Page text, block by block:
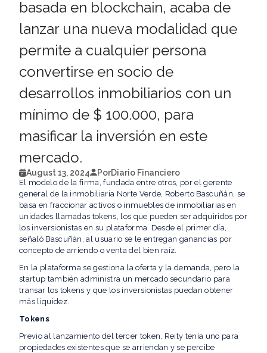
basada en blockchain, acaba de
lanzar una nueva modalidad que
permite a cualquier persona
convertirse en socio de
desarrollos inmobiliarios con un
mínimo de $ 100.000, para
masificar la inversión en este
mercado.
August 13, 2024 PorDiario Financiero
El modelo de la firma, fundada entre otros, por el gerente
general de la inmobiliaria Norte Verde, Roberto Bascuñán, se
basa en fraccionar activos o inmuebles de inmobiliarias en
unidades llamadas tokens, los que pueden ser adquiridos por
los inversionistas en su plataforma. Desde el primer día,
señaló Bascuñán, al usuario se le entregan ganancias por
concepto de arriendo o venta del bien raíz.
En la plataforma se gestiona la oferta y la demanda, pero la
startup también administra un mercado secundario para
transar los tokens y que los inversionistas puedan obtener
más liquidez.
Tokens
Previo al lanzamiento del tercer token, Reity tenía uno para
propiedades existentes que se arriendan y se percibe